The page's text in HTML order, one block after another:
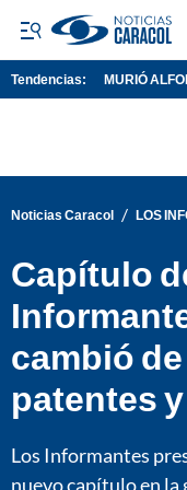
Tendencias: MURIÓ
Noticias Caracol / LOS
Capítulo
cambió
patentes
Los Informantes
nuevo capítulo en la